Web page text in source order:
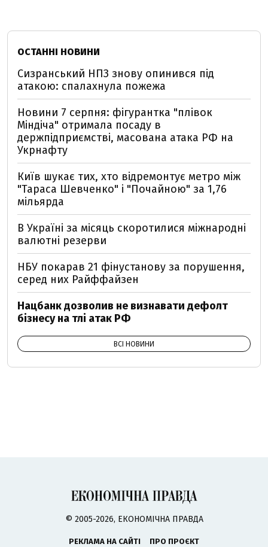
ОСТАННІ НОВИНИ
Сизранський НПЗ знову опинився під
атакою: спалахнула пожежа
Новини 7 серпня: фігурантка "плівок
Міндіча" отримала посаду в
держпідприємстві, масована атака РФ на
Укрнафту
Київ шукає тих, хто відремонтує метро між
"Тараса Шевченко" і "Почайною" за 1,76
мільярда
В Україні за місяць скоротилися міжнародні
валютні резерви
НБУ покарав 21 фінустанову за порушення,
серед них Райффайзен
Нацбанк дозволив не визнавати дефолт
бізнесу на тлі атак РФ
ВСІ НОВИНИ
© 2005-2026, ЕКОНОМІЧНА ПРАВДА
РЕКЛАМА НА САЙТІ
ПРО ПРОЄКТ